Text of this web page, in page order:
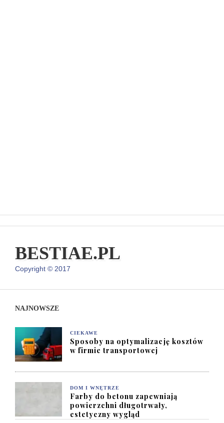
BESTIAE.PL
Copyright © 2017
NAJNOWSZE
CIEKAWE
Sposoby na optymalizację kosztów
w firmie transportowej
DOM I WNĘTRZE
Farby do betonu zapewniają
powierzchni długotrwały,
estetyczny wygląd